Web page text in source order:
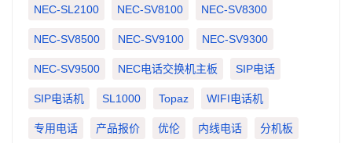
NEC-SL2100 NEC-SV8100 NEC-SV8300
NEC-SV8500 NEC-SV9100 NEC-SV9300
NEC-SV9500 NEC电话交换机主板 SIP电话
SIP电话机 SL1000 Topaz WIFI电话机
专用电话 产品报价 优伦 内线电话 分机板